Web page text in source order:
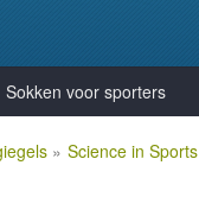
Sokken voor sporters
» Science in Sports